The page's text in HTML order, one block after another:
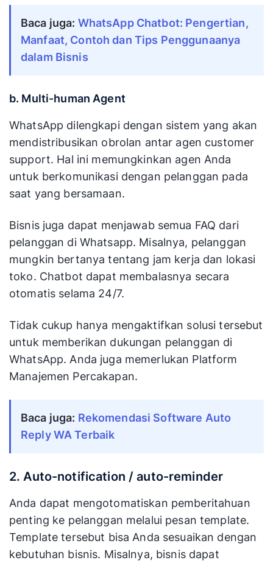
Baca juga: WhatsApp Chatbot: Pengertian,
Manfaat, Contoh dan Tips Penggunaanya
dalam Bisnis
b. Multi-human Agent
WhatsApp dilengkapi dengan sistem yang akan
mendistribusikan obrolan antar agen customer
support. Hal ini memungkinkan agen Anda
untuk berkomunikasi dengan pelanggan pada
saat yang bersamaan.
Bisnis juga dapat menjawab semua FAQ dari
pelanggan di Whatsapp. Misalnya, pelanggan
mungkin bertanya tentang jam kerja dan lokasi
toko. Chatbot dapat membalasnya secara
otomatis selama 24/7.
Tidak cukup hanya mengaktifkan solusi tersebut
untuk memberikan dukungan pelanggan di
WhatsApp. Anda juga memerlukan Platform
Manajemen Percakapan.
Baca juga: Rekomendasi Software Auto
Reply WA Terbaik
2. Auto-notification / auto-reminder
Anda dapat mengotomatiskan pemberitahuan
penting ke pelanggan melalui pesan template.
Template tersebut bisa Anda sesuaikan dengan
kebutuhan bisnis. Misalnya, bisnis dapat